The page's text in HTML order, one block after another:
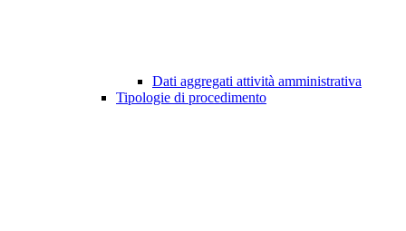
Dati aggregati attività amministrativa
Tipologie di procedimento